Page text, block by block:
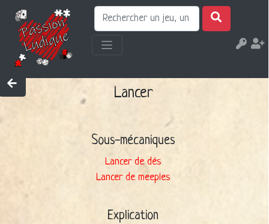
Lancer
Sous-mécaniques
Lancer de dés
Lancer de meeples
Explication